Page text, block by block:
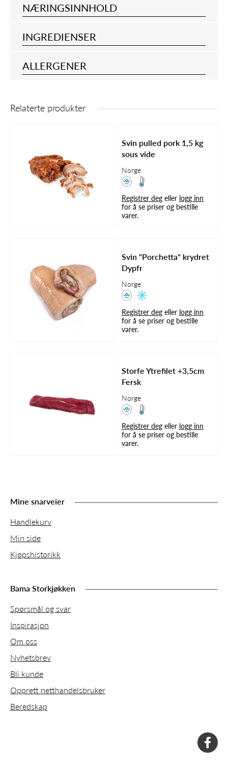
NÆRINGSINNHOLD
INGREDIENSER
ALLERGENER
Relaterte produkter
Svin pulled pork 1,5 kg
sous vide
Norge
Registrer deg eller logg inn
for å se priser og bestille
varer.
Svin "Porchetta" krydret
Dypfr
Norge
Registrer deg eller logg inn
for å se priser og bestille
varer.
Storfe Ytrefilet +3,5cm
Fersk
Norge
Registrer deg eller logg inn
for å se priser og bestille
varer.
Mine snarveier
Handlekurv
Min side
Kjøpshistorikk
Bama Storkjøkken
Spørsmål og svar
Inspirasjon
Om oss
Nyhetsbrev
Bli kunde
Opprett netthandelsbruker
Beredskap